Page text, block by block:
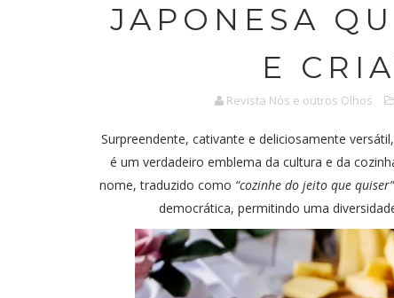
JAPONESA
E
Revista Nós e outros Olhos
Surpreendente, cativante e deliciosamente
é um verdadeiro emblema da cultura e da
nome, traduzido como “cozinhe do jeito que quiser”
democrática, permitindo uma